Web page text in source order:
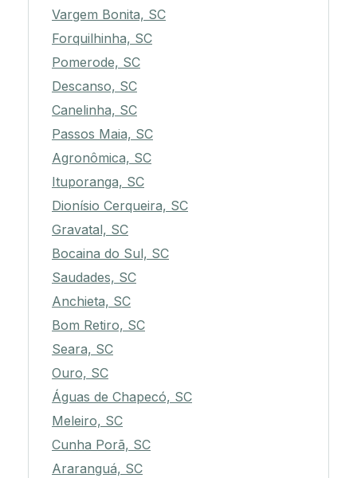
Vargem Bonita, SC
Forquilhinha, SC
Pomerode, SC
Descanso, SC
Canelinha, SC
Passos Maia, SC
Agronômica, SC
Ituporanga, SC
Dionísio Cerqueira, SC
Gravatal, SC
Bocaina do Sul, SC
Saudades, SC
Anchieta, SC
Bom Retiro, SC
Seara, SC
Ouro, SC
Águas de Chapecó, SC
Meleiro, SC
Cunha Porã, SC
Araranguá, SC